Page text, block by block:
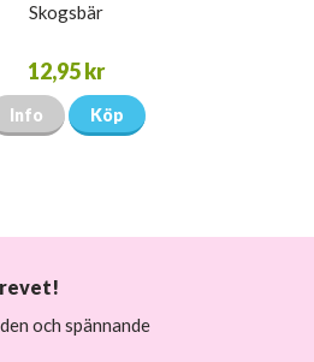
Skogsbär
12,95 kr
Info Köp
och spännande